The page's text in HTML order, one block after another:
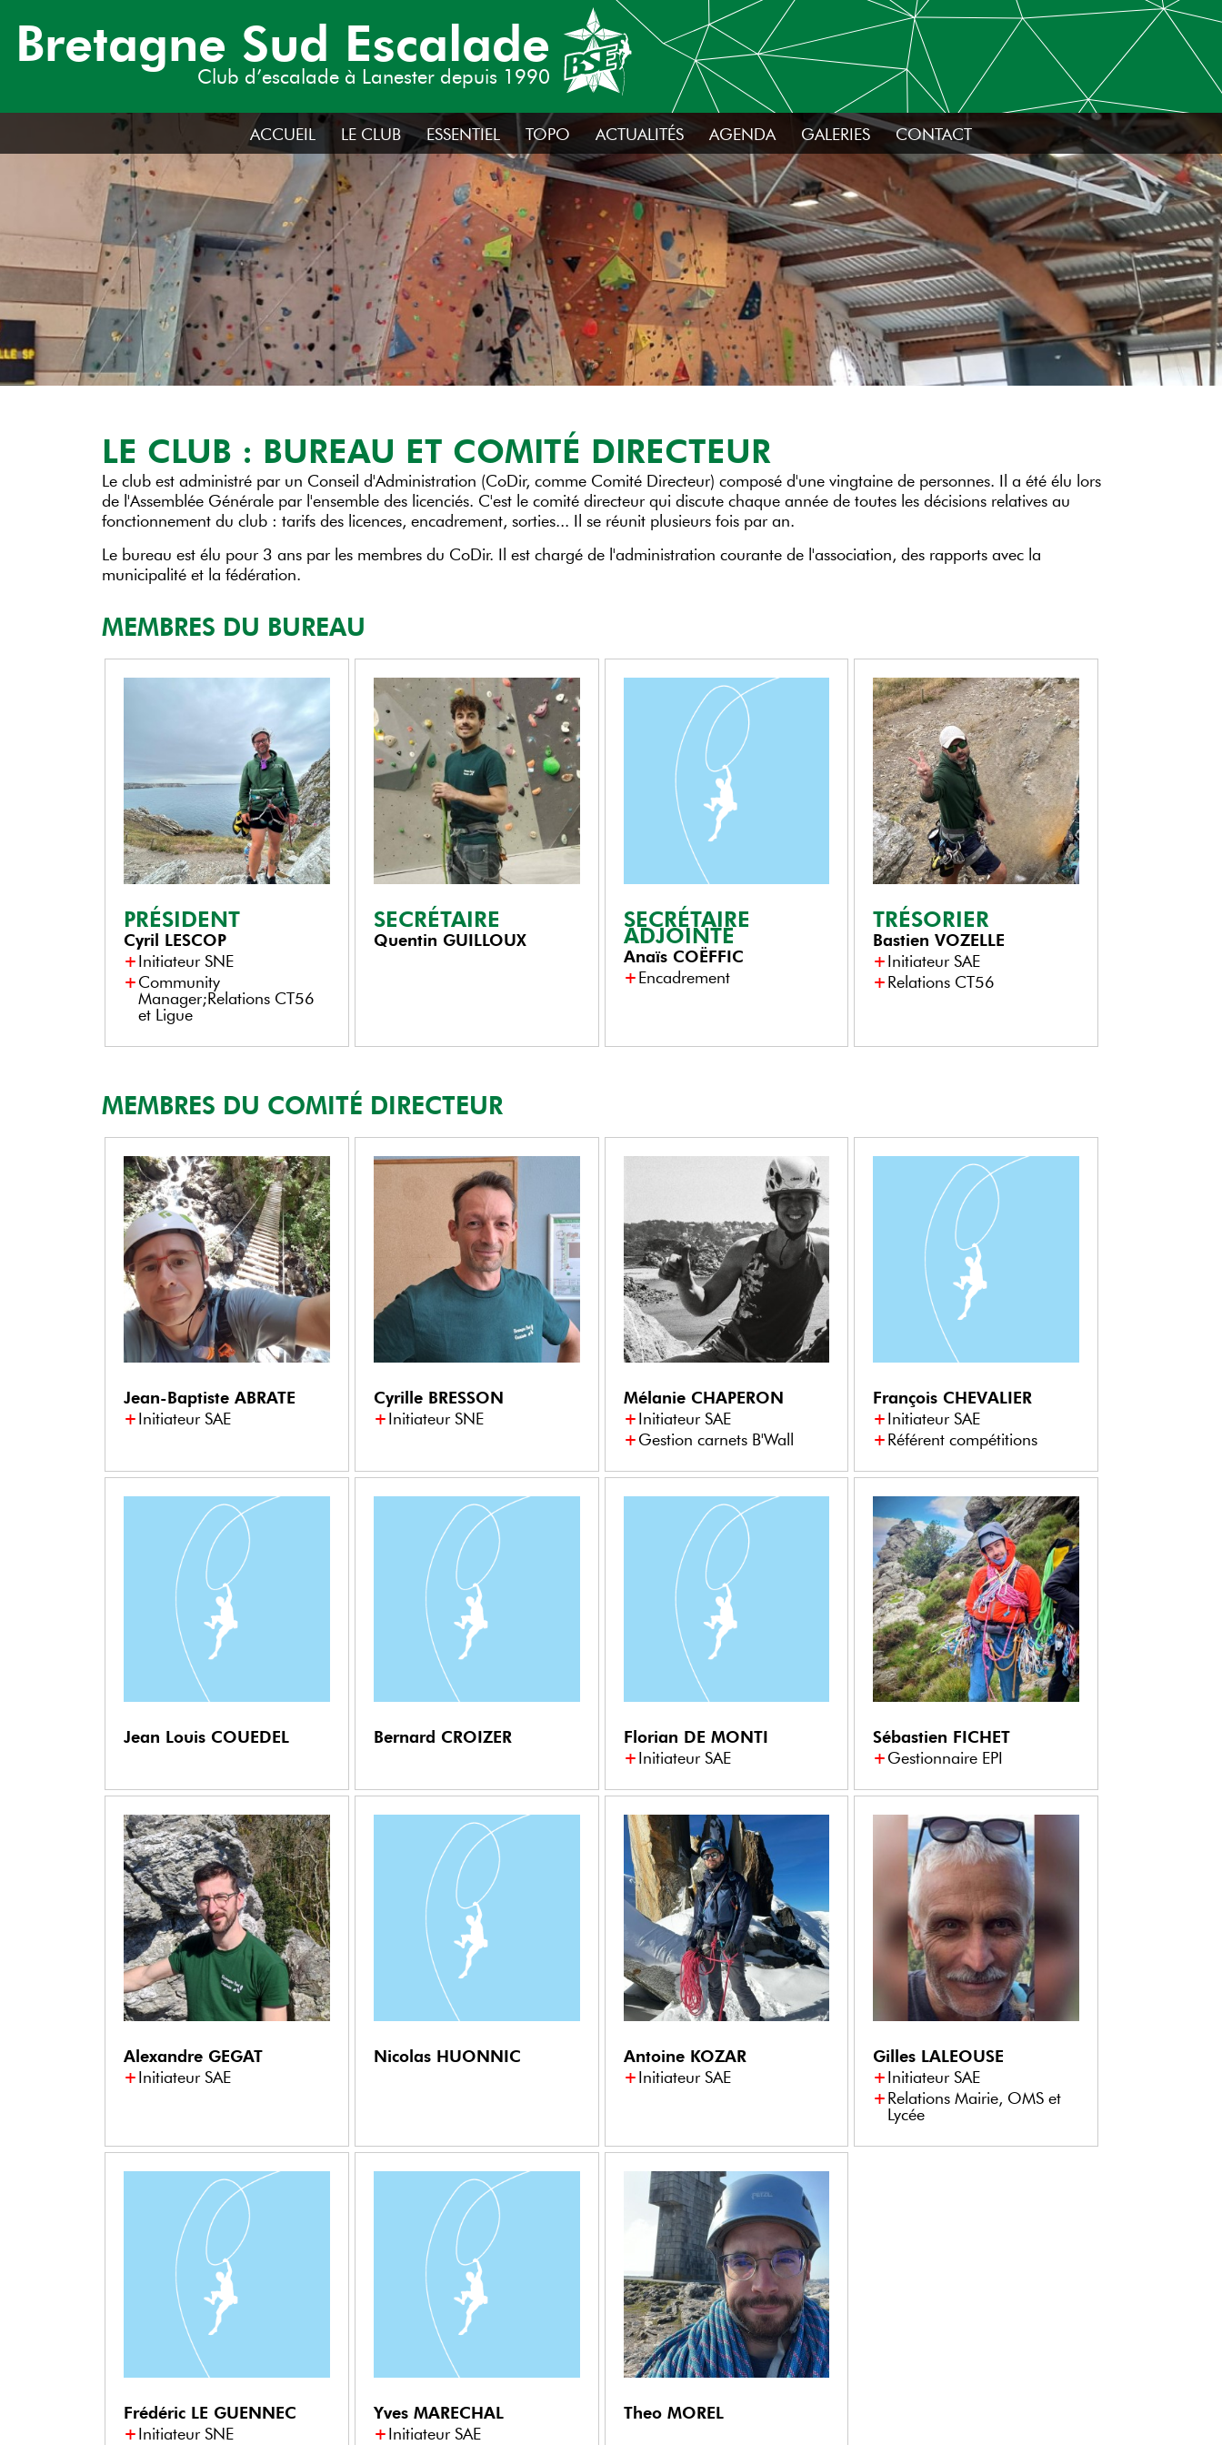
Bretagne Sud Escalade
Club d’escalade à Lanester depuis 1990
ACCUEIL LE CLUB ESSENTIEL TOPO ACTUALITÉS AGENDA GALERIES CONTACT
LE CLUB : BUREAU ET COMITÉ DIRECTEUR
Le club est administré par un Conseil d'Administration (CoDir, comme Comité Directeur) composé d'une vingtaine de personnes. Il a été élu lors
de l'Assemblée Générale par l'ensemble des licenciés. C'est le comité directeur qui discute chaque année de toutes les décisions relatives au
fonctionnement du club : tarifs des licences, encadrement, sorties... Il se réunit plusieurs fois par an.
Le bureau est élu pour 3 ans par les membres du CoDir. Il est chargé de l'administration courante de l'association, des rapports avec la
municipalité et la fédération.
MEMBRES DU BUREAU
PRÉSIDENT
Cyril LESCOP
Initiateur SNE
Community
Manager;Relations CT56
et Ligue
SECRÉTAIRE
Quentin GUILLOUX
SECRÉTAIRE
ADJOINTE
Anaïs COËFFIC
Encadrement
TRÉSORIER
BastienVOZELLE
Initiateur SAE
Relations CT56
MEMBRES DU COMITÉ DIRECTEUR
Jean-Baptiste ABRATE
Initiateur SAE
Cyrille BRESSON
Initiateur SNE
Mélanie CHAPERON
Initiateur SAE
Gestion carnets B'Wall
FrançoisCHEVALIER
Initiateur SAE
Référent compétitions
Jean Louis COUEDEL Bernard CROIZER Florian DE MONTI
Initiateur SAE
Sébastien FICHET
Gestionnaire EPI
Alexandre GEGAT
Initiateur SAE
Nicolas HUONNIC Antoine KOZAR
Initiateur SAE
Gilles LALEOUSE
Initiateur SAE
Relations Mairie, OMS et
Lycée
Frédéric LE GUENNEC
Initiateur SNE
Yves MARECHAL
Initiateur SAE
Theo MOREL